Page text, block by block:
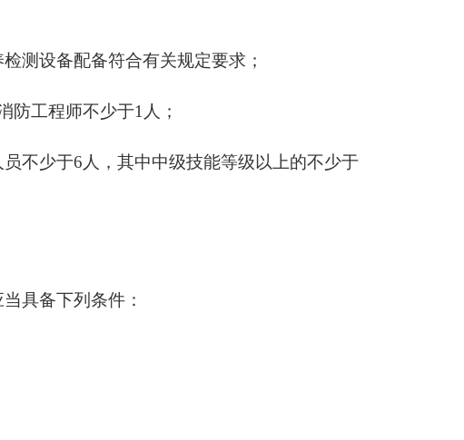
测设备配备符合有关规定要求；
防工程师不少于1人；
员不少于6人，其中中级技能等级以上的不少于
具备下列条件：